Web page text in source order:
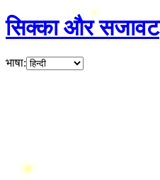
सिक्का और सजावट
भाषा: